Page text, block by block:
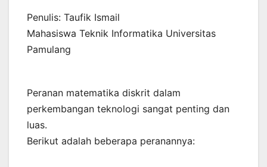
Penulis: Taufik Ismail
Mahasiswa Teknik Informatika Universitas
Pamulang
Peranan matematika diskrit dalam
perkembangan teknologi sangat penting dan
luas.
Berikut adalah beberapa peranannya: